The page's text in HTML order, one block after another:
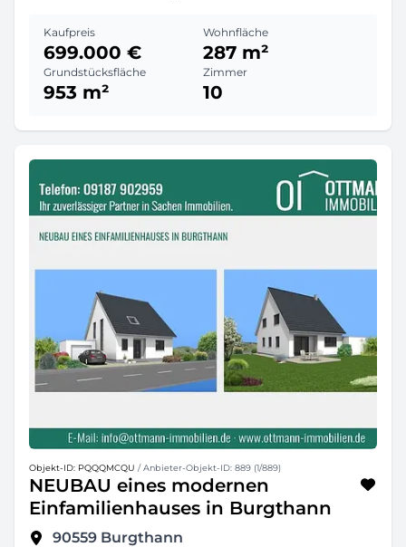
Kaufpreis
699.000 €
Wohnfläche
287 m²
Grundstücksfläche
953 m²
Zimmer
10
Objekt-ID: PQQQMCQU / Anbieter-Objekt-ID: 889 (1/889)
NEUBAU eines modernen
Einfamilienhauses in Burgthann
90559 Burgthann